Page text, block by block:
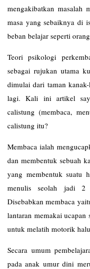
mengakibatkan masalah
masa yang sebaiknya di
beban belajar seperti
Teori psikologi
sebagai rujukan utama
dimulai dari taman
lagi. Kali ini artikel
calistung (membaca,
calistung itu?
Membaca ialah
dan membentuk sebuah
yang membentuk suatu
menulis seolah jadi 2
Disebabkan membaca
lantaran memakai
untuk melatih motorik
Secara umum
pada anak umur dini